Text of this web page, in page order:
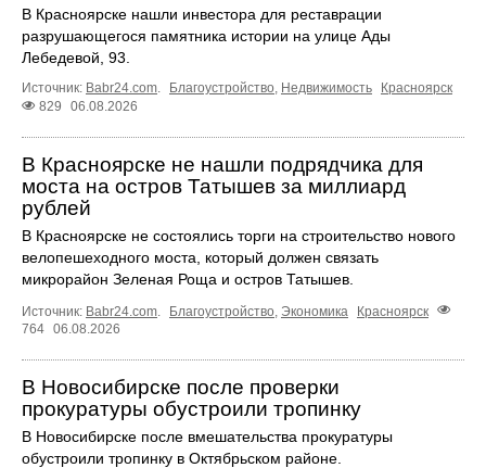
В Красноярске нашли инвестора для реставрации
разрушающегося памятника истории на улице Ады
Лебедевой, 93.
Источник: Babr24.com. Благоустройство, Недвижимость
Красноярск
829
06.08.2026
В Красноярске не нашли подрядчика для
моста на остров Татышев за миллиард
рублей
В Красноярске не состоялись торги на строительство нового
велопешеходного моста, который должен связать
микрорайон Зеленая Роща и остров Татышев.
Источник: Babr24.com Благоустройство Экономика
Красноярск
764 06.08.2026
В Новосибирске после проверки
прокуратуры обустроили тропинку
В Новосибирске после вмешательства прокуратуры
обустроили тропинку в Октябрьском районе.